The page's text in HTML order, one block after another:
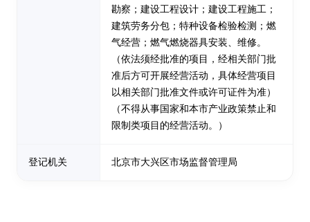
勘察；建设工程设计；建设工程施工；
建筑劳务分包；特种设备检验检测；燃
气经营；燃气燃烧器具安装、维修。
（依法须经批准的项目，经相关部门批
准后方可开展经营活动，具体经营项目
以相关部门批准文件或许可证件为准）
（不得从事国家和本市产业政策禁止和
限制类项目的经营活动。）
登记机关 北京市大兴区市场监督管理局